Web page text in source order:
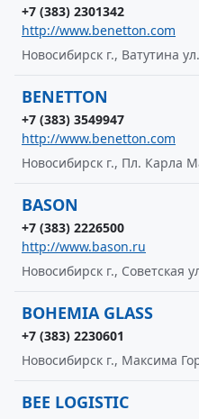
+7 (383) 2301342
http://www.benetton.com
Новосибирск г., Ватутина
BENETTON
+7 (383) 3549947
http://www.benetton.com
Новосибирск г., Пл. Карла
BASON
+7 (383) 2226500
http://www.bason.ru
Новосибирск г., Советская
BOHEMIA GLASS
+7 (383) 2230601
Новосибирск г., Максима
BEE LOGISTIC